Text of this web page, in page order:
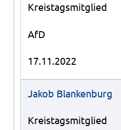
Kreistagsmitglied
AfD
17.11.2022
Jakob Blankenburg
Kreistagsmitglied